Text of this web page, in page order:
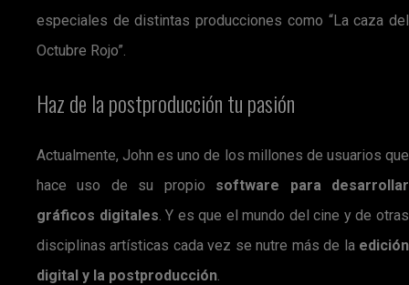
especiales de distintas producciones como “La caza del
Octubre Rojo”.
Haz de la postproducción tu pasión
Actualmente, John es uno de los millones de usuarios que
hace uso de su propio software para desarrollar
gráficos digitales. Y es que el mundo del cine y de otras
disciplinas artísticas cada vez se nutre más de la edición
digital y la postproducción.